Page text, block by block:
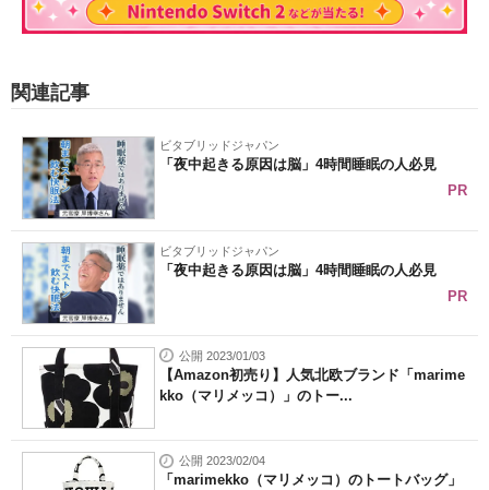
関連記事
ビタブリッドジャパン
「夜中起きる原因は脳」4時間睡眠の人必見
PR
ビタブリッドジャパン
「夜中起きる原因は脳」4時間睡眠の人必見
PR
公開 2023/01/03
【Amazon初売り】人気北欧ブランド「marime
kko（マリメッコ）」のトー...
公開 2023/02/04
「marimekko（マリメッコ）のトートバッグ」